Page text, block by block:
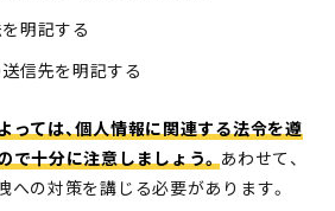
明記する
信先を明記する
っては、個人情報に関連する法令を遵
で十分に注意しましょう。あわせて、
への対策を講じる必要があります。